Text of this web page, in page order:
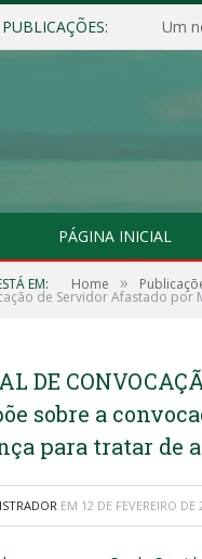
Um
PÁGINA INICIAL
EM: Home »
de Servidor Afastado por
DE
sobre a
para tratar de
EM 12 DE FEVEREIRO DE